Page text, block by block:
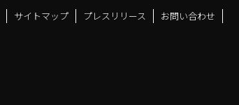
サイトマップ プレスリリース お問い合わせ
ツアンドスペー
ルニュース